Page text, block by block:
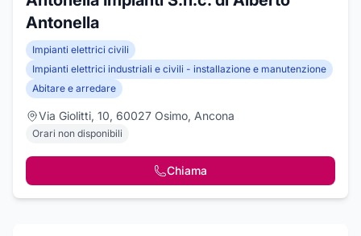
Antonella
Impianti elettrici civili
Impianti elettrici industriali e civili - installazione e manutenzione
Abitare e arredare
Via Giolitti, 10, 60027 Osimo, Ancona
Orari non disponibili
Chiama